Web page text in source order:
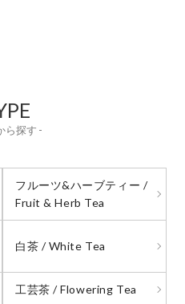
ら探す -
フルーツ&ハーブティー /
Fruit & Herb Tea
白茶 / White Tea
工芸茶 / Flowering Tea